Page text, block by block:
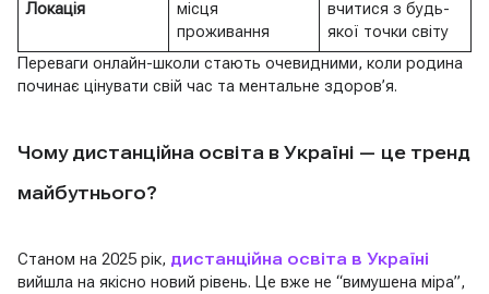
Локація
місця
проживання
вчитися з будь-
якої точки світу
Переваги онлайн-школи стають очевидними, коли родина
починає цінувати свій час та ментальне здоров’я.
Чому дистанційна освіта в Україні — це тренд
майбутнього?
Станом на 2025 рік, дистанційна освіта в Україні
вийшла на якісно новий рівень. Це вже не “вимушена міра”,